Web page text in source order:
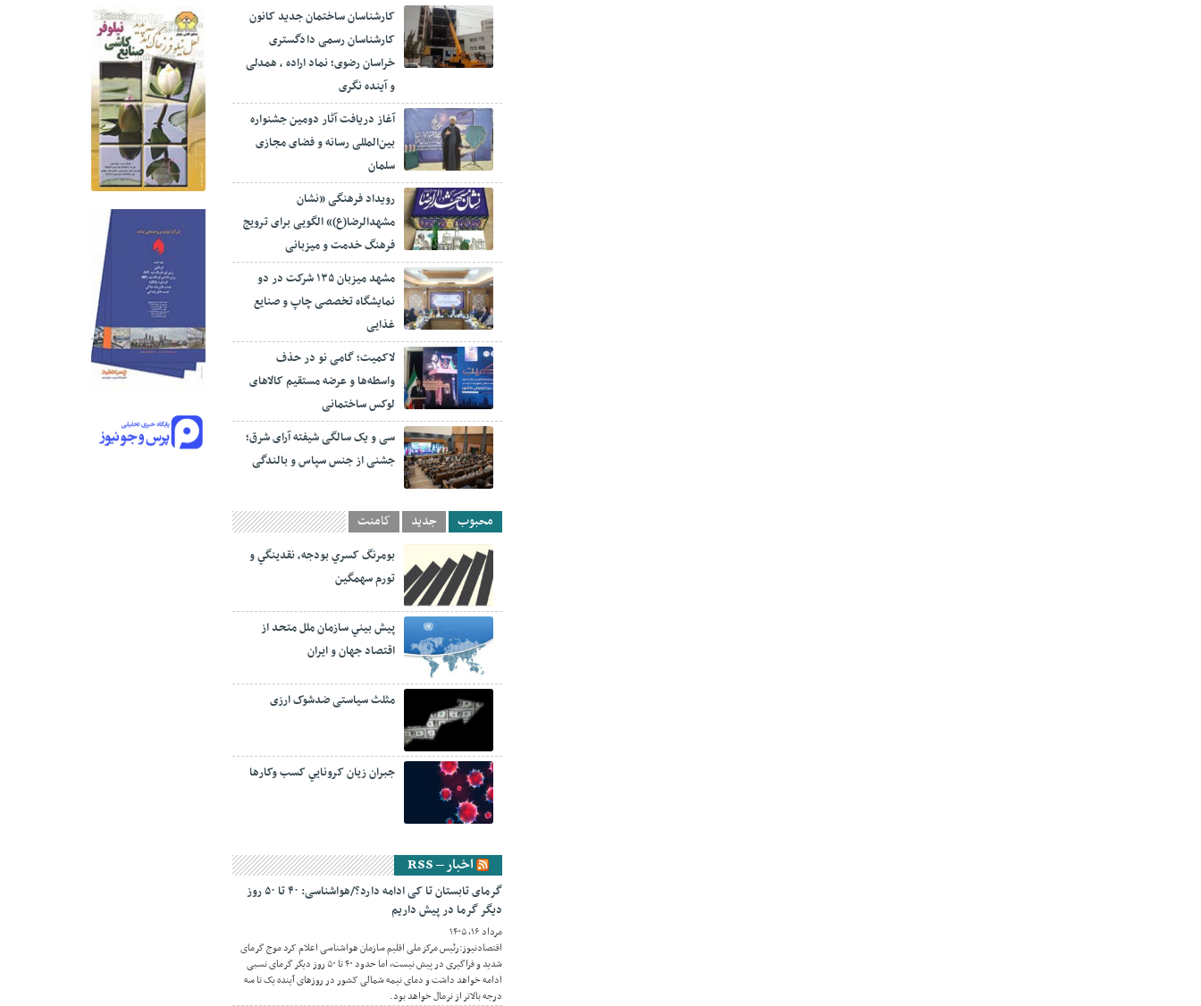
کارشناسان ساختمان جدید کانون
کارشناسان رسمی دادگستری
خراسان رضوی؛ نماد اراده ، همدلی
و آینده نگری
آغاز دریافت آثار دومین جشنواره
بین‌المللی رسانه و فضای مجازی
سلمان
رویداد فرهنگی «نشان
مشهدالرضا(ع)» الگویی برای ترویج
فرهنگ خدمت و میزبانی
مشهد میزبان ۱۳۵ شرکت در دو
نمایشگاه تخصصی چاپ و صنایع
غذایی
لاکمیت؛ گامی نو در حذف
واسطه‌ها و عرضه مستقیم کالاهای
لوکس ساختمانی
سی و یک سالگی شیفته آرای شرق؛
جشنی از جنس سپاس و بالندگی
محبوب جدید کامنت
بومرنگ کسري بودجه، نقدينگي و
تورم سهمگين
پيش‏ بيني سازمان ملل متحد از
اقتصاد جهان و ايران
مثلث سیاستی ضدشوک ارزی
جبران زيان کرونايي کسب وکارها
اخبار – RSS
گرمای تابستان تا کی ادامه دارد؟/هواشناسی: ۴۰ تا ۵۰ روز
دیگر گرما در پیش داریم
مرداد ۱۶, ۱۴۰۵
اقتصادنیوز:رئیس مرکز ملی اقلیم سازمان هواشناسی اعلام کرد موج گرمای
شدید و فراگیری در پیش نیست، اما حدود ۴۰ تا ۵۰ روز دیگر گرمای نسبی
ادامه خواهد داشت و دمای نیمه شمالی کشور در روزهای آینده یک تا سه
درجه بالاتر از نرمال خواهد بود.